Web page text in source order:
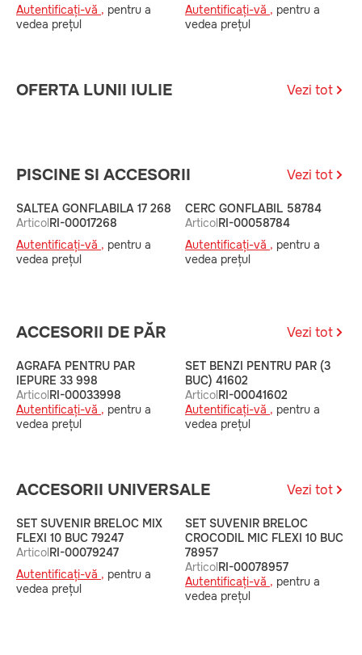
Autentificați-vă , pentru a
vedea prețul
Autentificați-vă , pentru a
vedea prețul
OFERTA LUNII IULIE Vezi tot
PISCINE SI ACCESORII Vezi tot
SALTEA GONFLABILA 17 268
ArticolRI-00017268
Autentificați-vă , pentru a
vedea prețul
CERC GONFLABIL 58784
ArticolRI-00058784
Autentificați-vă , pentru a
vedea prețul
ACCESORII DE PĂR Vezi tot
AGRAFA PENTRU PAR
IEPURE 33 998
ArticolRI-00033998
Autentificați-vă , pentru a
vedea prețul
SET BENZI PENTRU PAR (3
BUC) 41602
ArticolRI-00041602
Autentificați-vă , pentru a
vedea prețul
ACCESORII UNIVERSALE Vezi tot
SET SUVENIR BRELOC MIX
FLEXI 10 BUC 79247
ArticolRI-00079247
Autentificați-vă , pentru a
vedea prețul
SET SUVENIR BRELOC
CROCODIL MIC FLEXI 10 BUC
78957
ArticolRI-00078957
Autentificați-vă , pentru a
vedea prețul